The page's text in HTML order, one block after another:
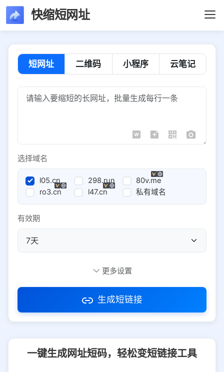
快缩短网址
短网址 二维码 小程序 云笔记
选择域名
l05.cn 298.run
80v.me
ro3.cn
l47.cn 私有域名
有效期
访问密码
更多设置
生成短链接
一键生成网址短码，轻松变短链接工具